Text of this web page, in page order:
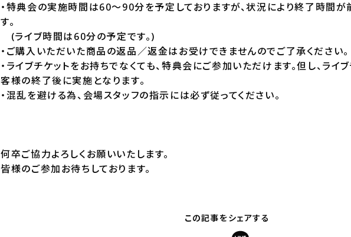
・特典会の実施時間は60～90分を予定しておりますが、状況により終了時間が
す。
(ライブ時間は60分の予定です。)
・ご購入いただいた商品の返品／返金はお受けできませんのでご了承ください。
・ライブチケットをお持ちでなくても、特典会にご参加いただけます。但し、ライ
客様の終了後に実施となります。
・混乱を避ける為、会場スタッフの指示には必ず従ってください。
何卒ご協力よろしくお願いいたします。
皆様のご参加お待ちしております。
この記事をシェアする